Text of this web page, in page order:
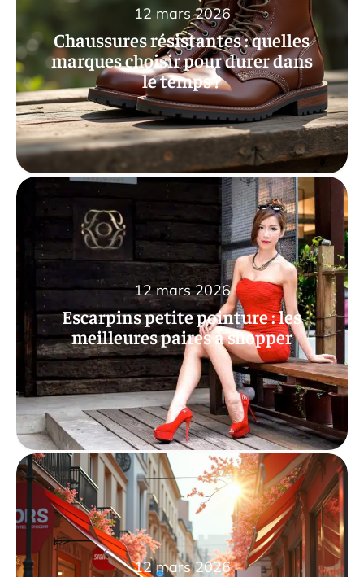
Chaussures résistantes : quelles
marques choisir pour durer dans
le temps ?
12 mars 2026
Escarpins petite pointure : les
meilleures paires à shopper
12 mars 2026
12 mars 2026